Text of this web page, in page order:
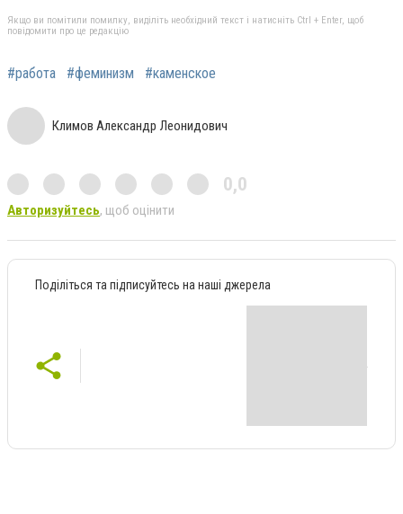
Якщо ви помітили помилку, виділіть необхідний текст і натисніть Ctrl + Enter, щоб
повідомити про це редакцію
#работа #феминизм #каменское
Климов Александр Леонидович
0,0
Авторизуйтесь, щоб оцінити
Поділіться та підписуйтесь на наші джерела